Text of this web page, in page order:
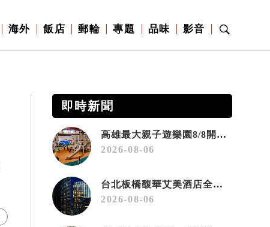
海外 飯店 郵輪 專題 品味 影音
即時新聞
高雄最大親子遊樂園8/8開幕！30項設施免費玩、YOYO家族嗨翻暑假
2026-08-06
台北板橋馥華艾美酒店全新開幕 感官藝術策展打造旅居新風格
2026-08-06